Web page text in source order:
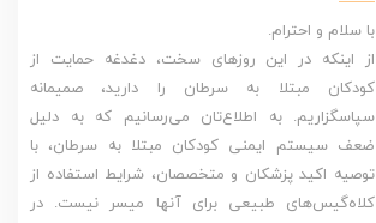
با سلام و احترام.
از اینکه در این روزهای سخت، دغدغه حمایت از
کودکان مبتلا به سرطان را دارید، صمیمانه
سپاسگزاریم. به اطلاع‌تان می‌رسانیم که به دلیل
ضعف سیستم ایمنی کودکان مبتلا به سرطان، با
توصیه اکید پزشکان و متخصصان، شرایط استفاده از
کلاه‌گیس‌های طبیعی برای آنها میسر نیست. در